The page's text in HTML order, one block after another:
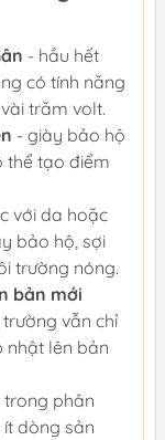
- hầu hết
có tính năng
trăm volt.
- giày bảo hộ
thể tạo điểm
với da hoặc
bảo hộ, sợi
trường nóng.
bản mới
vẫn chỉ
nhật lên bản
trong phân
dòng sản